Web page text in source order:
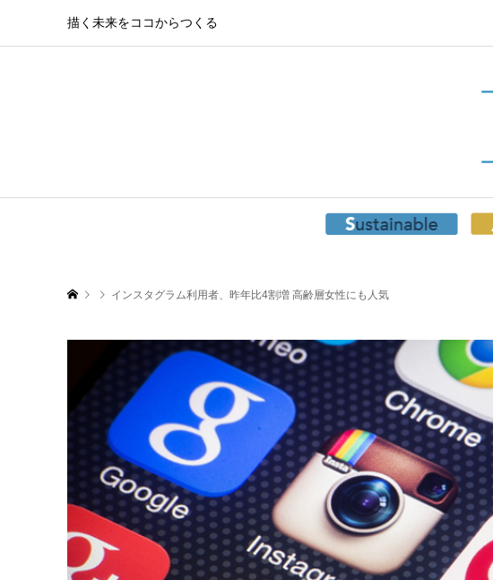
描く未来をココからつくる
インスタグラム利用者、昨年比4割増 高齢層女性にも人気